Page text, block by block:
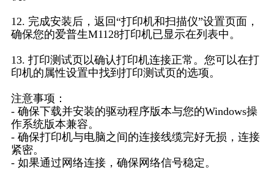
12. 完成安装后，返回“打印机和扫描仪”设置页面，
确保您的爱普生M1128打印机已显示在列表中。
13. 打印测试页以确认打印机连接正常。您可以在打
印机的属性设置中找到打印测试页的选项。
注意事项：
- 确保下载并安装的驱动程序版本与您的Windows操
作系统版本兼容。
- 确保打印机与电脑之间的连接线缆完好无损，连接
紧密。
- 如果通过网络连接，确保网络信号稳定。